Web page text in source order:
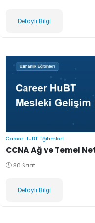
Detaylı Bilgi
Career HuBT Eğitimleri
CCNA Ağ ve Temel
30 Saat
Detaylı Bilgi